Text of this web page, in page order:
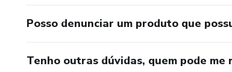
Posso denunciar um produto que
Tenho outras dúvidas, quem pode me